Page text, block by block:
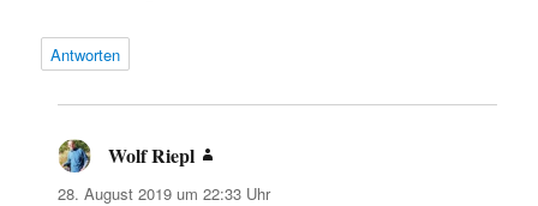
Antworten
Wolf Riepl
28. August 2019 um 22:33 Uhr